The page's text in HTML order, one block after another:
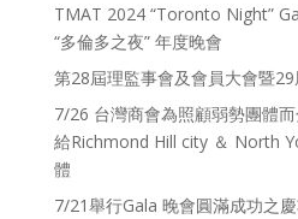
TMAT 2024 “Toronto Night”
“多倫多之夜” 年度晚會
第28屆理監事會及會員大會暨
7/26 台灣商會為照顧弱勢團體
給Richmond Hill city ＆ North
體
7/21舉行Gala 晚會圓滿成功之